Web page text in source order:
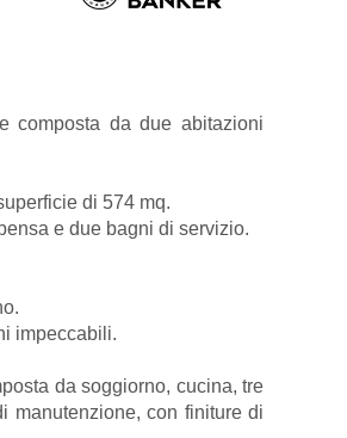
composta da due abitazioni
di 574 mq.
e due bagni di servizio.
impeccabili.
da soggiorno, cucina, tre
manutenzione, con finiture di